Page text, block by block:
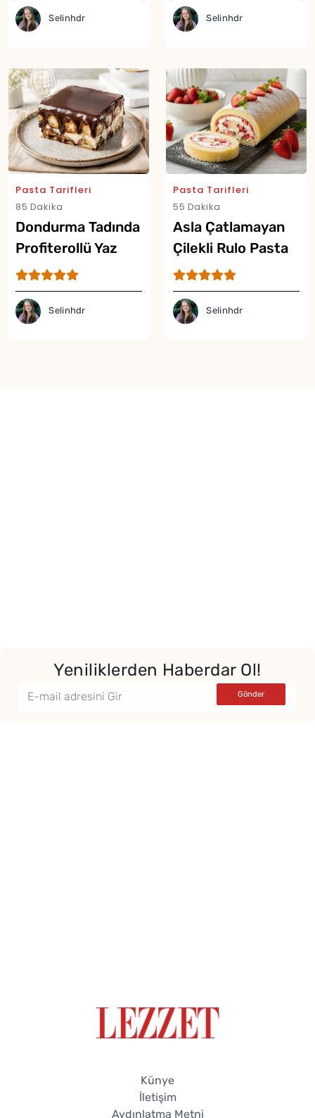
Selinhdr Selinhdr
Pasta Tarifleri
85 Dakika
Dondurma Tadında
Profiterollü Yaz
Pastası Tarifi
Selinhdr
Pasta Tarifleri
55 Dakika
Asla Çatlamayan
Çilekli Rulo Pasta
Tarifi
Selinhdr
Yeniliklerden Haberdar Ol!
Künye
İletişim
Aydınlatma Metni